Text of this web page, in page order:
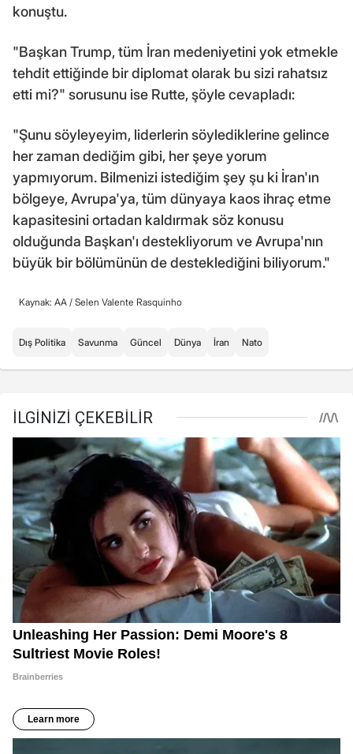
konuştu.
"Başkan Trump, tüm İran medeniyetini yok etmekle
tehdit ettiğinde bir diplomat olarak bu sizi rahatsız
etti mi?" sorusunu ise Rutte, şöyle cevapladı:
"Şunu söyleyeyim, liderlerin söylediklerine gelince
her zaman dediğim gibi, her şeye yorum
yapmıyorum. Bilmenizi istediğim şey şu ki İran'ın
bölgeye, Avrupa'ya, tüm dünyaya kaos ihraç etme
kapasitesini ortadan kaldırmak söz konusu
olduğunda Başkan'ı destekliyorum ve Avrupa'nın
büyük bir bölümünün de desteklediğini biliyorum."
Kaynak: AA / Selen Valente Rasquinho
Dış Politika Savunma Güncel Dünya İran Nato